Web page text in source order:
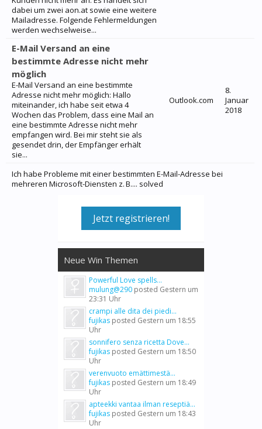
dabei um zwei aon.at sowie eine weitere
Mailadresse. Folgende Fehlermeldungen
werden wechselweise...
E-Mail Versand an eine
bestimmte Adresse nicht mehr
möglich
E-Mail Versand an eine bestimmte
Adresse nicht mehr möglich: Hallo
miteinander, ich habe seit etwa 4
Wochen das Problem, dass eine Mail an
eine bestimmte Adresse nicht mehr
empfangen wird. Bei mir steht sie als
gesendet drin, der Empfänger erhält
sie...
Outlook.com
8.
Januar
2018
Ich habe Probleme mit einer bestimmten E-Mail-Adresse bei
mehreren Microsoft-Diensten z. B.... solved
Jetzt registrieren!
Neue Win Themen
Powerful Love spells...
mulung@290 posted Gestern um
23:31 Uhr
crampi alle dita dei piedi...
fujikas posted Gestern um 18:55
Uhr
sonnifero senza ricetta Dove...
fujikas posted Gestern um 18:50
Uhr
verenvuoto emättimestä...
fujikas posted Gestern um 18:49
Uhr
apteekki vantaa ilman reseptiä...
fujikas posted Gestern um 18:43
Uhr